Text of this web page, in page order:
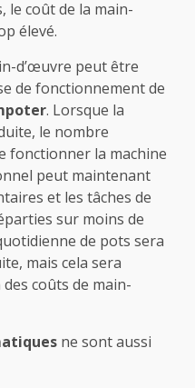
le coût de la main-
élevé.
d’œuvre peut être
de fonctionnement de
. Lorsque la
le nombre
fonctionner la machine
peut maintenant
et les tâches de
sur moins de
de pots sera
mais cela sera
coûts de main-
ne sont aussi